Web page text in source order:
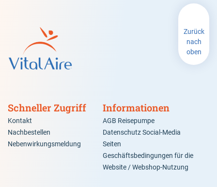
Schneller Zugriff
Kontakt
Nachbestellen
Nebenwirkungsmeldung
Informationen
AGB Reisepumpe
Datenschutz Social-Media
Seiten
Geschäftsbedingungen für die
Website / Webshop-Nutzung
Zurück
nach
oben